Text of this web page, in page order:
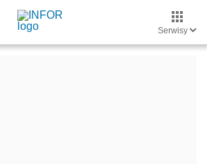
Serwisy